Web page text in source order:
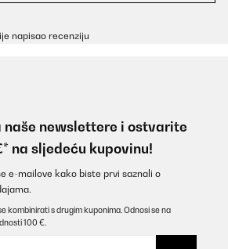
napisao recenziju
naše newslettere i ostvarite
na sljedeću kupovinu!
e-mailove kako biste prvi saznali o
kombinirati s drugim kuponima. Odnosi se na
100 €.